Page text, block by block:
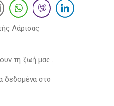
Λάρισας
τη ζωή μας .
δεδομένα στο